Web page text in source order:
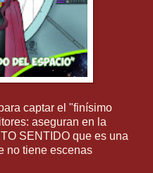
captar el "finísimo
aseguran en la
SENTIDO que es una
no tiene escenas